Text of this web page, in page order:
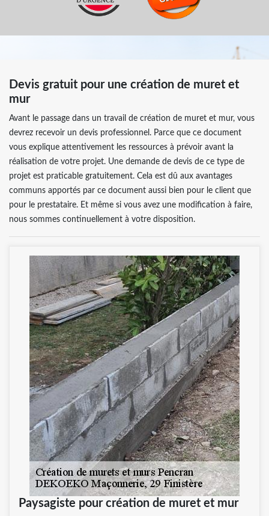
Devis gratuit pour une création de muret et
mur
Avant le passage dans un travail de création de muret et mur, vous
devrez recevoir un devis professionnel. Parce que ce document
vous explique attentivement les ressources à prévoir avant la
réalisation de votre projet. Une demande de devis de ce type de
projet est praticable gratuitement. Cela est dû aux avantages
communs apportés par ce document aussi bien pour le client que
pour le prestataire. Et même si vous avez une modification à faire,
nous sommes continuellement à votre disposition.
Paysagiste pour création de muret et mur